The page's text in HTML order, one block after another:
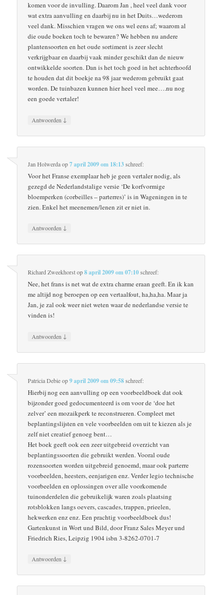
komen voor de invulling. Daarom Jan , heel veel dank voor
wat extra aanvulling en daarbij nu in het Duits…wederom
veel dank. Misschien vragen we ons wel eens af; waarom al
die oude boeken toch te bewaren? We hebben nu andere
plantensoorten en het oude sortiment is zeer slecht
verkrijgbaar en daarbij vaak minder geschikt dan de nieuw
ontwikkelde soorten. Dan is het toch goed in het achterhoofd
te houden dat dit boekje na 98 jaar wederom gebruikt gaat
worden. De tuinbazen kunnen hier heel veel mee….nu nog
een goede vertaler!
Antwoorden ↓
Jan Holwerdaop7 april 2009 om 18:13schreef:
Voor het Franse exemplaar heb je geen vertaler nodig, als
gezegd de Nederlandstalige versie ‘De korfvormige
bloemperken (corbeilles – parterres)’ is in Wageningen in te
zien. Enkel het meenemen/lenen zit er niet in.
Antwoorden ↓
Richard Zweekhorstop8 april 2009 om 07:10schreef:
Nee, het frans is net wat de extra charme eraan geeft. En ik kan
me altijd nog beroepen op een vertaalfout, ha,ha,ha. Maar ja
Jan, je zal ook weer niet weten waar de nederlandse versie te
vinden is!
Antwoorden ↓
Patricia Debieop9 april 2009 om 09:58schreef:
Hierbij nog een aanvulling op een voorbeeldboek dat ook
bijzonder goed gedocumenteerd is om voor de ‘doe het
zelver’ een mozaikperk te reconstrueren. Compleet met
beplantingslijsten en vele voorbeelden om uit te kiezen als je
zelf niet creatief genoeg bent…
Het boek geeft ook een zeer uitgebreid overzicht van
beplantingssoorten die gebruikt werden. Vooral oude
rozensoorten worden uitgebreid genoemd, maar ook parterre
voorbeelden, heesters, eenjarigen enz. Verder legio technische
voorbeelden en oplossingen over alle voorkomende
tuinonderdelen die gebruikelijk waren zoals plaatsing
rotsblokken langs oevers, cascades, trappen, prieelen,
hekwerken enz enz. Een prachtig voorbeeldboek dus!
Gartenkunst in Wort und Bild, door Franz Sales Meyer und
Friedrich Ries, Leipzig 1904 isbn 3-8262-0701-7
Antwoorden ↓